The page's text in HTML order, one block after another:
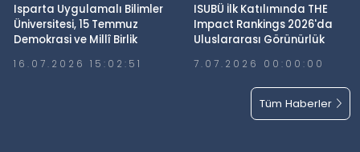
Isparta Uygulamalı Bilimler
Üniversitesi, 15 Temmuz
Demokrasi ve Millî Birlik
16.07.2026 15:02:51
ISUBÜ İlk Katılımında THE
Impact Rankings 2026'da
Uluslararası Görünürlük
7.07.2026 00:00:00
Tüm Haberler